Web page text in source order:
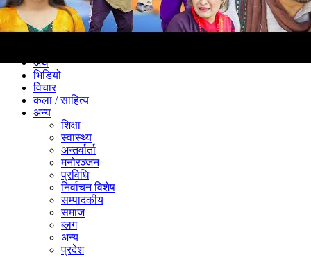
समाचार
राजनीति
अर्थ
भिडियो
विचार
कला / साहित्य
अन्य
शिक्षा
स्वास्थ्य
अन्तर्वार्ता
मनोरञ्जन
प्रविधि
निर्वाचन विशेष
सम्पादकीय
समाज
ब्लग
अन्य
प्रदेश